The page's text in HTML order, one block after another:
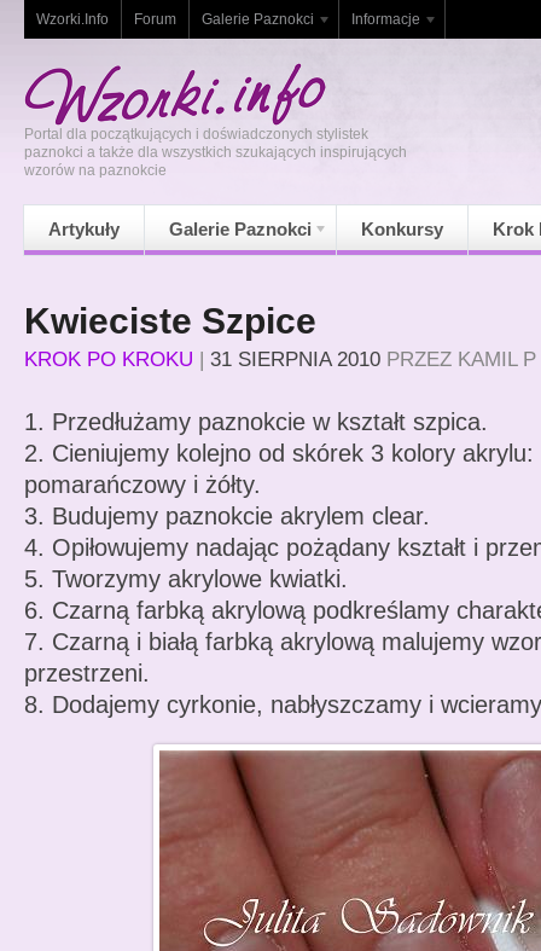
Wzorki.Info Forum Galerie Paznokci Informacje
Portal dla początkujących i doświadczonych stylistek
paznokci a także dla wszystkich szukających inspirujących
wzorów na paznokcie
Artykuły Galerie Paznokci Konkursy Krok
Kwieciste Szpice
KROK PO KROKU | 31 SIERPNIA 2010 PRZEZ KAMIL P
1. Przedłużamy paznokcie w kształt szpica.
2. Cieniujemy kolejno od skórek 3 kolory akrylu:
pomarańczowy i żółty.
3. Budujemy paznokcie akrylem clear.
4. Opiłowujemy nadając pożądany kształt i
5. Tworzymy akrylowe kwiatki.
6. Czarną farbką akrylową podkreślamy
7. Czarną i białą farbką akrylową malujemy
przestrzeni.
8. Dodajemy cyrkonie, nabłyszczamy i